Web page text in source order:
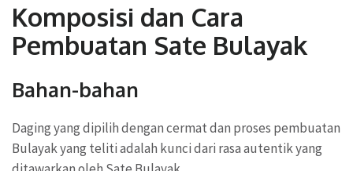
Komposisi dan Cara
Pembuatan Sate Bulayak
Bahan-bahan
Daging yang dipilih dengan cermat dan proses pembuatan
Bulayak yang teliti adalah kunci dari rasa autentik yang